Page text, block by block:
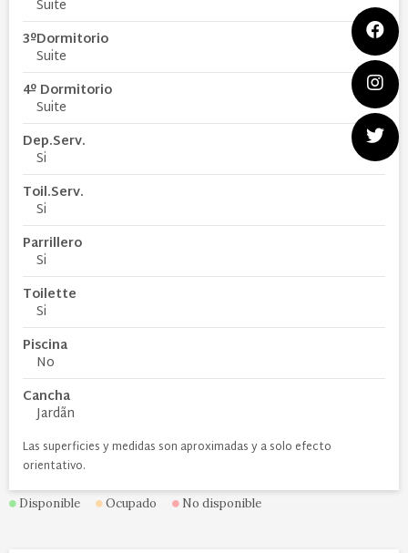
Suite
3ºDormitorio
Suite
4º Dormitorio
Suite
Dep.Serv.
Si
Toil.Serv.
Si
Parrillero
Si
Toilette
Si
Piscina
No
Cancha
Jardãn
Las superficies y medidas son aproximadas y a solo efecto
orientativo.
Disponible Ocupado No disponible